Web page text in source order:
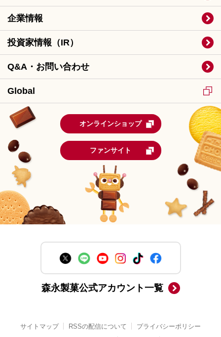
企業情報
投資家情報（IR）
Q&A・お問い合わせ
Global
オンラインショップ
ファンサイト
森永製菓公式アカウント一覧
サイトマップ RSSの配信について
プライバシーポリシー